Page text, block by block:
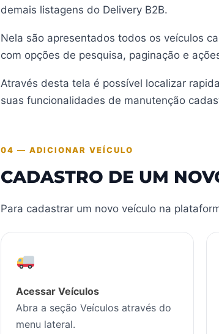
demais listagens do Delivery B2B.
Nela são apresentados todos os veículos
com opções de pesquisa, paginação e
Através desta tela é possível localizar
suas funcionalidades de manutenção
04 — ADICIONAR VEÍCULO
CADASTRO DE UM
Para cadastrar um novo veículo na
Acessar Veículos
Abra a seção Veículos através do
menu lateral.